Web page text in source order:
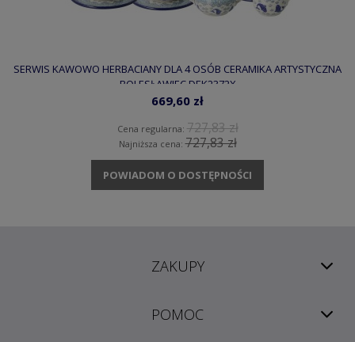
SERWIS KAWOWO HERBACIANY DLA 4 OSÓB CERAMIKA ARTYSTYCZNA
BOLESŁAWIEC DEK2372X
669,60 zł
Cena regularna: 727,83 zł
Najniższa cena:727,83 zł
POWIADOM O DOSTĘPNOŚCI
ZAKUPY
POMOC